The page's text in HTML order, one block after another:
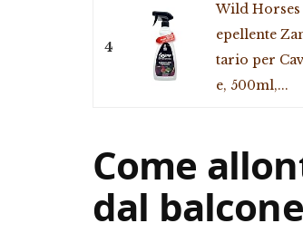
4
Wild Horses
epellente
tario per
e, 500ml,...
Come
dal balcone